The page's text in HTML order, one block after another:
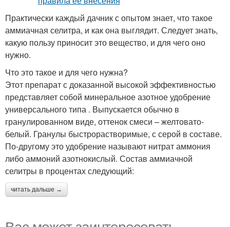
Практически каждый дачник с опытом знает, что такое
аммиачная селитра, и как она выглядит. Следует знать,
какую пользу приносит это вещество, и для чего оно
нужно.
Что это такое и для чего нужна?
Этот препарат с доказанной высокой эффективностью
представляет собой минеральное азотное удобрение
универсального типа . Выпускается обычно в
гранулированном виде, оттенок смеси – желтовато-
белый. Гранулы быстрорастворимые, с серой в составе.
По-другому это удобрение называют нитрат аммония
либо аммоний азотнокислый. Состав аммиачной
селитры в процентах следующий:
читать дальше →